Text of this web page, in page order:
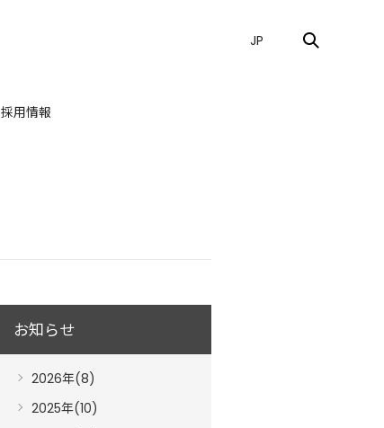
JP
採用情報
お知らせ
2026年(8)
2025年(10)